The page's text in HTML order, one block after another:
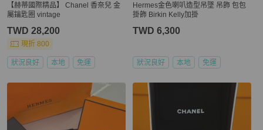
【赫蒂國際精品】 Chanel 香奈兒 金
屬鑰匙圈 vintage
TWD 28,200
現折 800
狀況良好 本地 免運
Hermes金色喇叭造型吊墜 吊飾 包包
掛飾 Birkin Kelly加掛
TWD 6,300
狀況良好 本地 免運